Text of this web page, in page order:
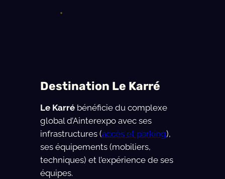
Destination Le Karré
Le Karrébénéficie du complexe
global d’Ainterexpo avec ses
infrastructures (accès et parking),
ses équipements (mobiliers,
techniques) et l’expérience de ses
équipes.